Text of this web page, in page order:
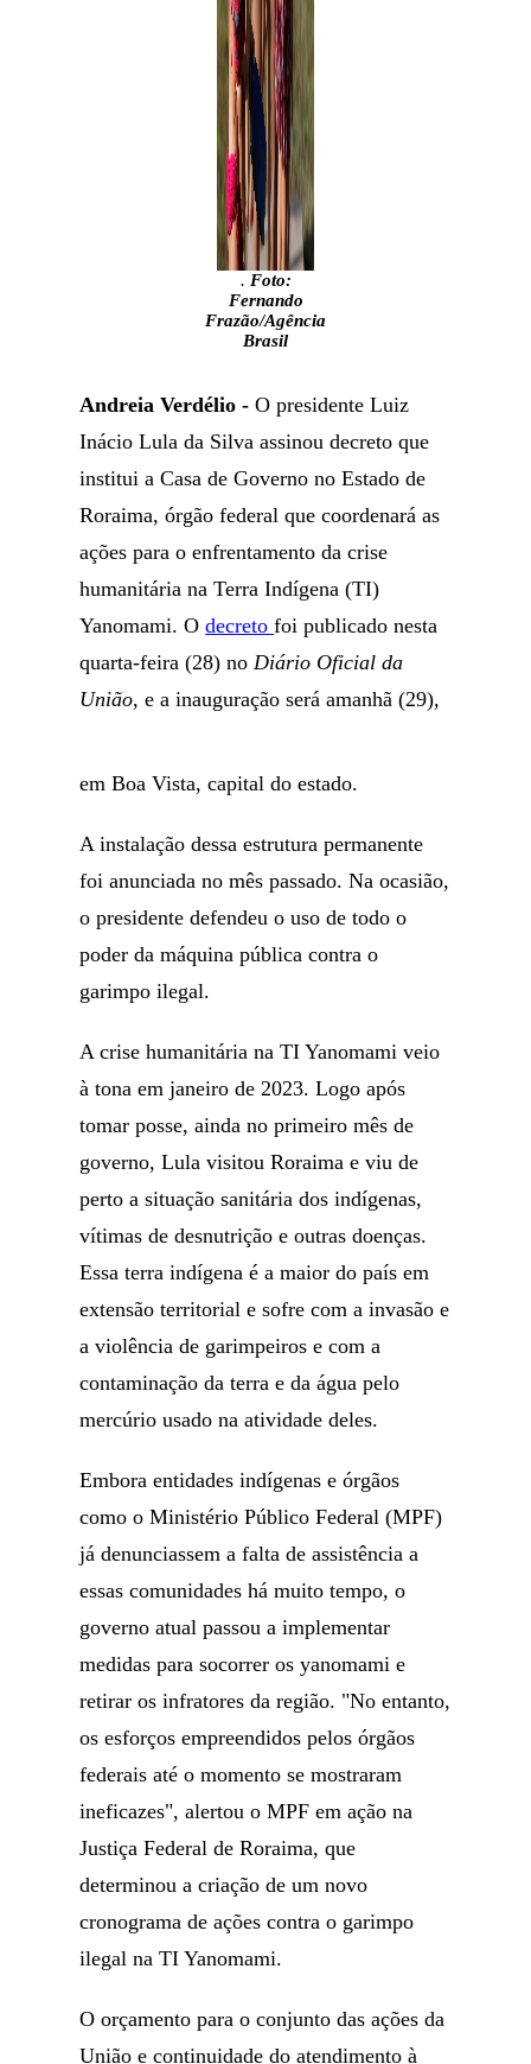
. Foto:
Fernando
Frazão/Agência
Brasil
Andreia Verdélio - O presidente Luiz
Inácio Lula da Silva assinou decreto que
institui a Casa de Governo no Estado de
Roraima, órgão federal que coordenará as
ações para o enfrentamento da crise
humanitária na Terra Indígena (TI)
Yanomami. Odecretofoi publicado nesta
quarta-feira (28) noDiário Oficial da
União, e a inauguração será amanhã (29),
em Boa Vista, capital do estado.
A instalação dessa estrutura permanente
foi anunciada no mês passado. Na ocasião,
o presidente defendeu o uso de todo o
poder da máquina pública contra o
garimpo ilegal.
A crise humanitária na TI Yanomami veio
à tona em janeiro de 2023. Logo após
tomar posse, ainda no primeiro mês de
governo, Lula visitou Roraima e viu de
perto a situação sanitária dos indígenas,
vítimas de desnutrição e outras doenças.
Essa terra indígena é a maior do país em
extensão territorial e sofre com a invasão e
a violência de garimpeiros e com a
contaminação da terra e da água pelo
mercúrio usado na atividade deles.
Embora entidades indígenas e órgãos
como o Ministério Público Federal (MPF)
já denunciassem a falta de assistência a
essas comunidades há muito tempo, o
governo atual passou a implementar
medidas para socorrer os yanomami e
retirar os infratores da região. "No entanto,
os esforços empreendidos pelos órgãos
federais até o momento se mostraram
ineficazes", alertou o MPF em ação na
Justiça Federal de Roraima, que
determinou a criação de um novo
cronograma de ações contra o garimpo
ilegal na TI Yanomami.
O orçamento para o conjunto das ações da
União e continuidade do atendimento à